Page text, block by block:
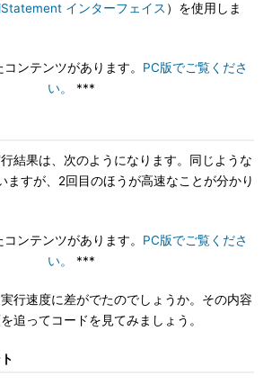
インターフェイス ）を使用しま
ンテンツがあります。 PC版でご覧くださ
い。
***
結果は、次のようになります。同じような
ますが、2回目のほうが高速なことが分かり
ンテンツがあります。 PC版でご覧くださ
い。
***
行速度に差がでたのでしょうか。その内容
追ってコードを見てみましょう。